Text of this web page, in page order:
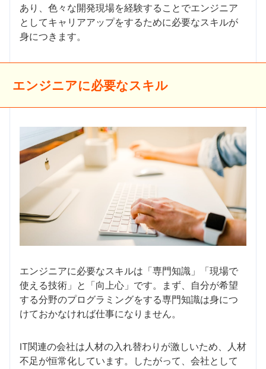
あり、色々な開発現場を経験することでエンジニア
としてキャリアアップをするために必要なスキルが
身につきます。
エンジニアに必要なスキル
エンジニアに必要なスキルは「専門知識」「現場で
使える技術」と「向上心」です。まず、自分が希望
する分野のプログラミングをする専門知識は身につ
けておかなければ仕事になりません。
IT関連の会社は人材の入れ替わりが激しいため、人材
不足が恒常化しています。したがって、会社として